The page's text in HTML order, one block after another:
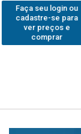
Faça seu
cadastre-se
ver preços
comprar